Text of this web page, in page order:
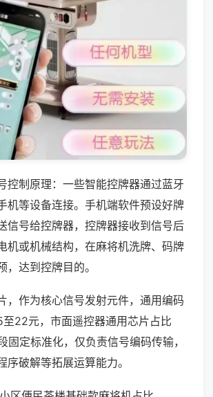
控制原理：一些智能控牌器通过蓝牙
机等设备连接。手机端软件预设好牌
信号给控牌器，控牌器接收到信号后
机或机械结构，在麻将机洗牌、码牌
，达到控牌目的。
，作为核心信号发射元件，通用编码
22元，市面遥控器通用芯片占比
固定标准化，仅负责信号编码传输，
序破解等拓展运算能力。